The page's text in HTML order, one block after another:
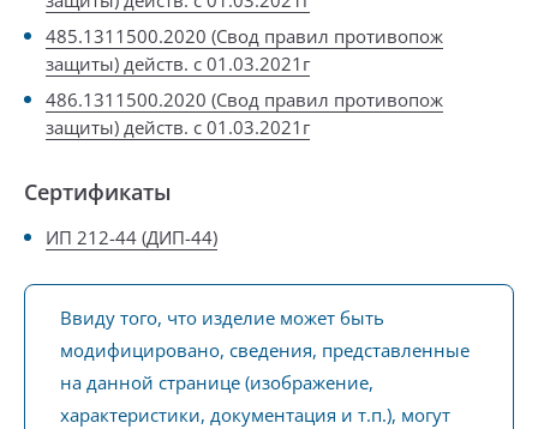
485.1311500.2020 (Свод правил противопож
защиты) действ. с 01.03.2021г
486.1311500.2020 (Свод правил противопож
защиты) действ. с 01.03.2021г
Сертификаты
ИП 212-44 (ДИП-44)
Ввиду того, что изделие может быть
модифицировано, сведения, представленные
на данной странице (изображение,
характеристики, документация и т.п.), могут